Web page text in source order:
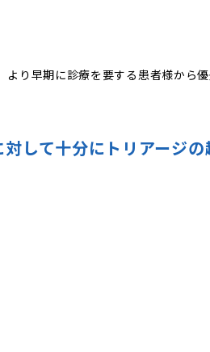
り早期に診療を要する患者様から優
して十分にトリアージ